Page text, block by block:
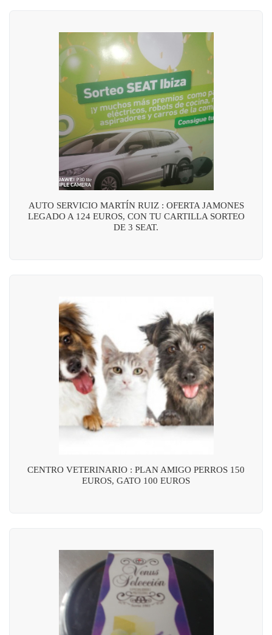
AUTO SERVICIO MARTÍN RUIZ : OFERTA JAMONES
LEGADO A 124 EUROS, CON TU CARTILLA SORTEO
DE 3 SEAT.
CENTRO VETERINARIO : PLAN AMIGO PERROS 150
EUROS, GATO 100 EUROS